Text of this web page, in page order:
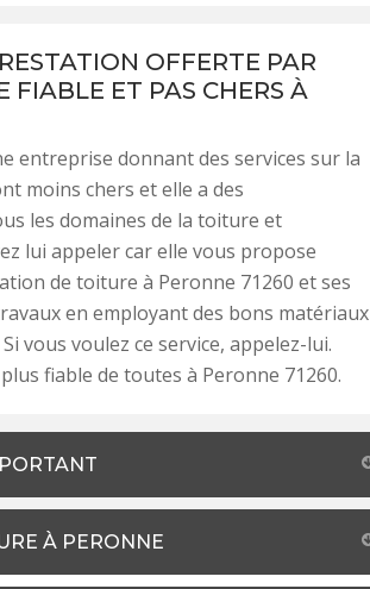
OFFERTE PAR
FIABLE ET PAS CHERS À
entreprise donnant des services sur la
moins chers et elle a des
les domaines de la toiture et
lui appeler car elle vous propose
de toiture à Peronne 71260 et ses
en employant des bons matériaux
vous voulez ce service, appelez-lui.
fiable de toutes à Peronne 71260.
À PERONNE